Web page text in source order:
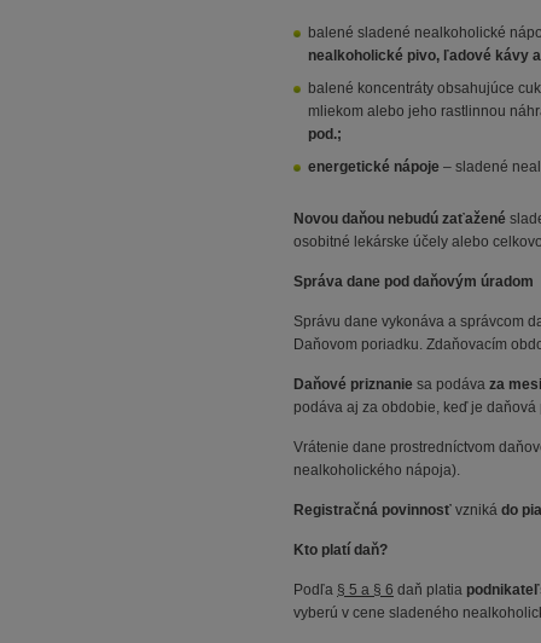
balené sladené nealkoholické
nealkoholické pivo, ľadové kávy
balené koncentráty obsahujúce
mliekom alebo jeho rastlinnou
pod.;
energetické nápoje – sladené
Novou daňou nebudú zaťažené
osobitné lekárske účely alebo
Správa dane pod daňovým úradom
Správu dane vykonáva a správcom
Daňovom poriadku. Zdaňovacím
Daňové priznanie sa podáva za
podáva aj za obdobie, keď je
Vrátenie dane prostredníctvom
nealkoholického nápoja).
Registračná povinnosť vzniká do
Kto platí daň?
Podľa § 5 a § 6 daň platia
vyberú v cene sladeného